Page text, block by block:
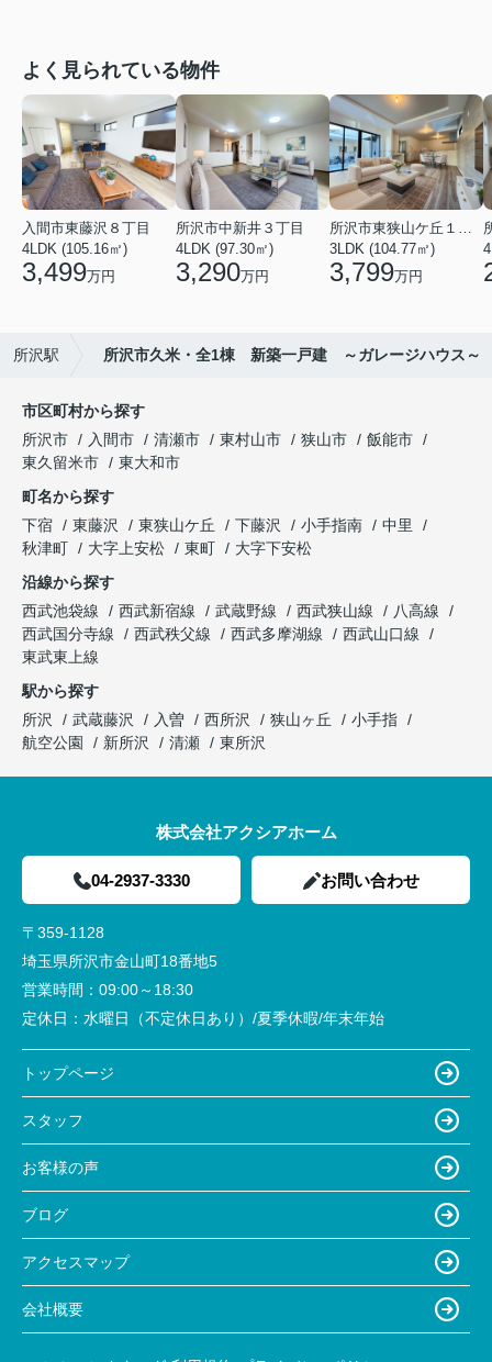
よく見られている物件
入間市東藤沢８丁目
4LDK (105.16㎡)
3,499万円
所沢市中新井３丁目
4LDK (97.30㎡)
3,290万円
所沢市東狭山ケ丘１丁目
3LDK (104.77㎡)
3,799万円
所沢駅 所沢市久米・全1棟 新築一戸建 ～ガレージハウス～
市区町村から探す
所沢市
入間市 清瀬市 東村山市 狭山市
飯能市
東久留米市
東大和市
町名から探す
下宿
東藤沢 東狭山ケ丘 下藤沢 小手指南
中里
秋津町
大字上安松 東町
大字下安松
沿線から探す
西武池袋線
西武新宿線 武蔵野線 西武狭山線
八高線
西武国分寺線
西武秩父線 西武多摩湖線
西武山口線
東武東上線
駅から探す
所沢
武蔵藤沢 入曽 西所沢 狭山ヶ丘
小手指
航空公園
新所沢 清瀬 東所沢
株式会社アクシアホーム
04-2937-3330 お問い合わせ
〒359-1128
埼玉県所沢市金山町18番地5
営業時間： 09:00～18:30
定休日： 水曜日（不定休日あり）/夏季休暇/年末年始
トップページ
スタッフ
お客様の声
ブログ
アクセスマップ
会社概要